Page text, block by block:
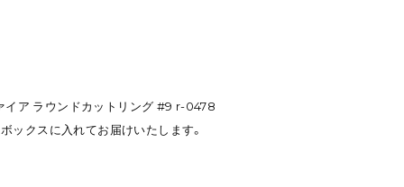
ア ラウンドカットリング #9 r-0478
ックスに入れてお届けいたします。